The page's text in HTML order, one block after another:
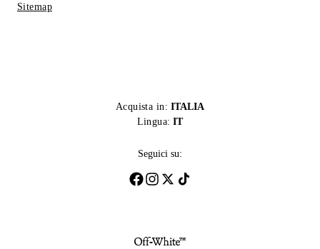
Sitemap
Acquista in: ITALIA
Lingua: IT
Seguici su: